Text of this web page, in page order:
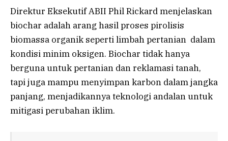
Direktur Eksekutif ABII Phil Rickard menjelaskan
biochar adalah arang hasil proses pirolisis
biomassa organik seperti limbah pertanian dalam
kondisi minim oksigen. Biochar tidak hanya
berguna untuk pertanian dan reklamasi tanah,
tapi juga mampu menyimpan karbon dalam jangka
panjang, menjadikannya teknologi andalan untuk
mitigasi perubahan iklim.